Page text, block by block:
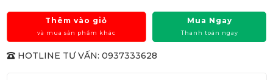
Thêm vào giỏ
và mua sản phẩm khác
Mua Ngay
Thanh toán ngay
HOTLINE TƯ VẤN: 0937333628